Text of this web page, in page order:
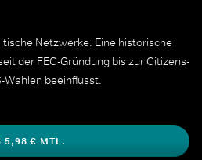
Netzwerke: Eine historische
der FEC-Gründung bis zur Citizens-
Wahlen beeinflusst.
5,98 € MTL.